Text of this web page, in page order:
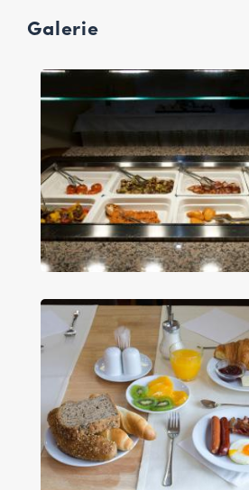
Galerie